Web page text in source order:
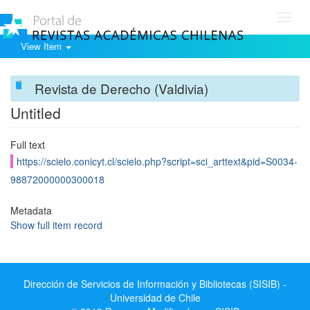
View Item
Revista de Derecho (Valdivia)
Untitled
Full text
https://scielo.conicyt.cl/scielo.php?script=sci_arttext&pid=S0034-
98872000000300018
Metadata
Show full item record
Dirección de Servicios de Información y Bibliotecas (SISIB) -
Universidad de Chile